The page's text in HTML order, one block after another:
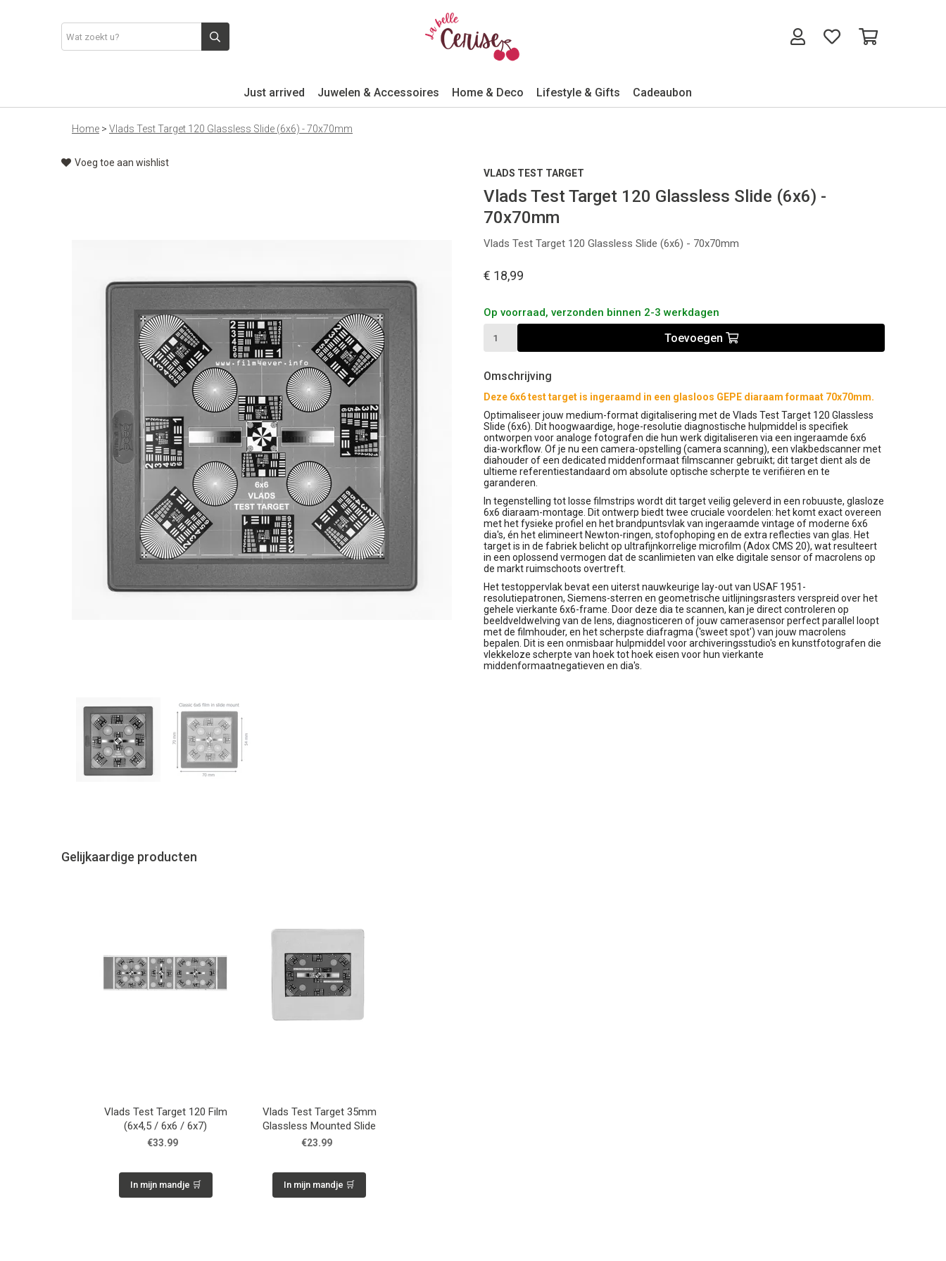
Just arrived Juwelen & Accessoires Home & Deco Lifestyle & Gifts Cadeaubon
Home > Vlads Test Target 120 Glassless Slide (6x6) - 70x70mm
Voeg toe aan wishlist
VLADS TEST TARGET
Vlads Test Target 120 Glassless Slide (6x6) -
70x70mm
Vlads Test Target 120 Glassless Slide (6x6) - 70x70mm
€ 18,99
Op voorraad, verzonden binnen 2-3 werkdagen
Toevoegen
Omschrijving
Deze 6x6 test target is ingeraamd in een glasloos GEPE diaraam formaat 70x70mm.
Optimaliseer jouw medium-format digitalisering met de Vlads Test Target 120 Glassless
Slide (6x6). Dit hoogwaardige, hoge-resolutie diagnostische hulpmiddel is specifiek
ontworpen voor analoge fotografen die hun werk digitaliseren via een ingeraamde 6x6
dia-workflow. Of je nu een camera-opstelling (camera scanning), een vlakbedscanner met
diahouder of een dedicated middenformaat filmscanner gebruikt; dit target dient als de
ultieme referentiestandaard om absolute optische scherpte te verifiëren en te
garanderen.
In tegenstelling tot losse filmstrips wordt dit target veilig geleverd in een robuuste, glasloze
6x6 diaraam-montage. Dit ontwerp biedt twee cruciale voordelen: het komt exact overeen
met het fysieke profiel en het brandpuntsvlak van ingeraamde vintage of moderne 6x6
dia's, én het elimineert Newton-ringen, stofophoping en de extra reflecties van glas. Het
target is in de fabriek belicht op ultrafijnkorrelige microfilm (Adox CMS 20), wat resulteert
in een oplossend vermogen dat de scanlimieten van elke digitale sensor of macrolens op
de markt ruimschoots overtreft.
Het testoppervlak bevat een uiterst nauwkeurige lay-out van USAF 1951-
resolutiepatronen, Siemens-sterren en geometrische uitlijningsrasters verspreid over het
gehele vierkante 6x6-frame. Door deze dia te scannen, kan je direct controleren op
beeldveldwelving van de lens, diagnosticeren of jouw camerasensor perfect parallel loopt
met de filmhouder, en het scherpste diafragma ('sweet spot') van jouw macrolens
bepalen. Dit is een onmisbaar hulpmiddel voor archiveringsstudio's en kunstfotografen die
vlekkeloze scherpte van hoek tot hoek eisen voor hun vierkante
middenformaatnegatieven en dia's.
Gelijkaardige producten
Vlads Test Target 120 Film
(6x4,5 / 6x6 / 6x7)
€33.99
In mijn mandje 🛒
Vlads Test Target 35mm
Glassless Mounted Slide
€23.99
In mijn mandje 🛒